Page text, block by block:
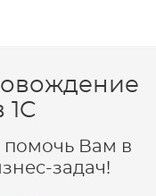
1C
Вам в
задач!